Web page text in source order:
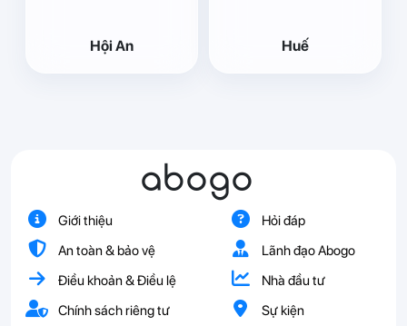
Hội An Huế
abogo
Giới thiệu
An toàn & bảo vệ
Điều khoản & Điều lệ
Chính sách riêng tư
Hỏi đáp
Lãnh đạo Abogo
Nhà đầu tư
Sự kiện